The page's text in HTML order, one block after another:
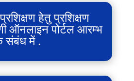
हेतु प्रशिक्षण
ऑनलाइन पोर्टल आरम्भ
संबंध में .